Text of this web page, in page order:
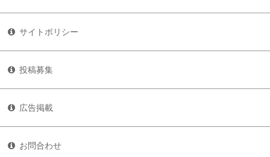
サイトポリシー
投稿募集
広告掲載
お問合わせ